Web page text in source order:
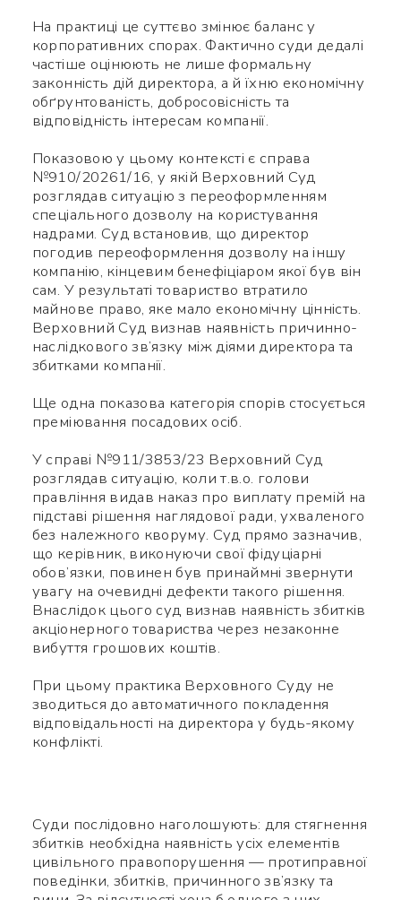
На практиці це суттєво змінює баланс у
корпоративних спорах. Фактично суди дедалі
частіше оцінюють не лише формальну
законність дій директора, а й їхню економічну
обґрунтованість, добросовісність та
відповідність інтересам компанії.
Показовою у цьому контексті є справа
№910/20261/16, у якій Верховний Суд
розглядав ситуацію з переоформленням
спеціального дозволу на користування
надрами. Суд встановив, що директор
погодив переоформлення дозволу на іншу
компанію, кінцевим бенефіціаром якої був він
сам. У результаті товариство втратило
майнове право, яке мало економічну цінність.
Верховний Суд визнав наявність причинно-
наслідкового зв’язку між діями директора та
збитками компанії.
Ще одна показова категорія спорів стосується
преміювання посадових осіб.
У справі №911/3853/23 Верховний Суд
розглядав ситуацію, коли т.в.о. голови
правління видав наказ про виплату премій на
підставі рішення наглядової ради, ухваленого
без належного кворуму. Суд прямо зазначив,
що керівник, виконуючи свої фідуціарні
обов’язки, повинен був принаймні звернути
увагу на очевидні дефекти такого рішення.
Внаслідок цього суд визнав наявність збитків
акціонерного товариства через незаконне
вибуття грошових коштів.
При цьому практика Верховного Суду не
зводиться до автоматичного покладення
відповідальності на директора у будь-якому
конфлікті.
Суди послідовно наголошують: для стягнення
збитків необхідна наявність усіх елементів
цивільного правопорушення — протиправної
поведінки, збитків, причинного зв’язку та
Ім’я *
Використайте ваш
code, після чого зможете
додати мене до контактів.